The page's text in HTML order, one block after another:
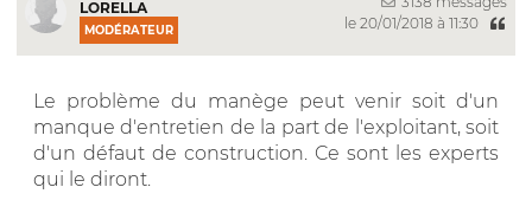
LORELLA
MODÉRATEUR
le 20/01/2018 à 11:30
Le problème du manège peut venir soit d'un
manque d'entretien de la part de l'exploitant, soit
d'un défaut de construction. Ce sont les experts
qui le diront.